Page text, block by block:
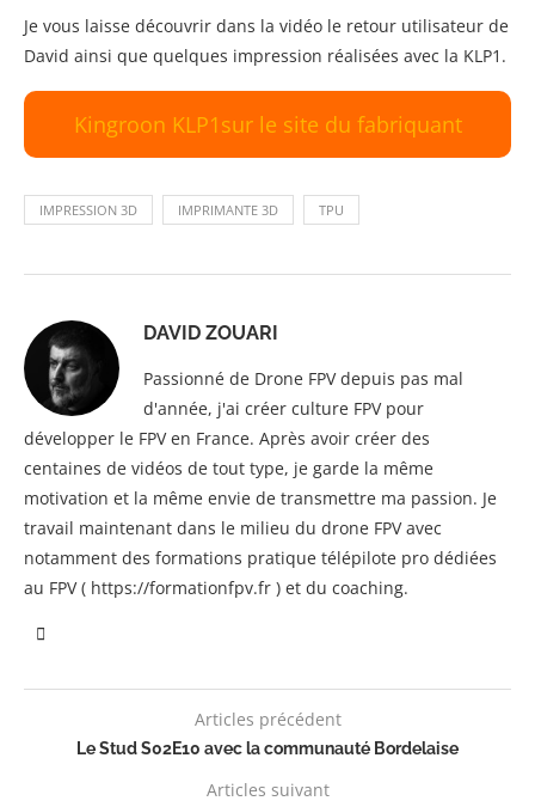
Je vous laisse découvrir dans la vidéo le retour utilisateur de
David ainsi que quelques impression réalisées avec la KLP1.
Kingroon KLP1sur le site du fabriquant
IMPRESSION 3D IMPRIMANTE 3D TPU
DAVID ZOUARI
Passionné de Drone FPV depuis pas mal
d'année, j'ai créer culture FPV pour
développer le FPV en France. Après avoir créer des
centaines de vidéos de tout type, je garde la même
motivation et la même envie de transmettre ma passion. Je
travail maintenant dans le milieu du drone FPV avec
notamment des formations pratique télépilote pro dédiées
au FPV ( https://formationfpv.fr ) et du coaching.
Articles précédent
Le Stud S02E10 avec la communauté Bordelaise
Articles suivant